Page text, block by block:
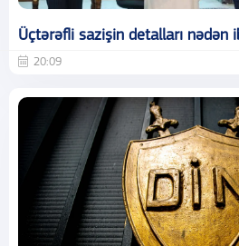
Üçtərəfli sazişin detalları nədən
20:09